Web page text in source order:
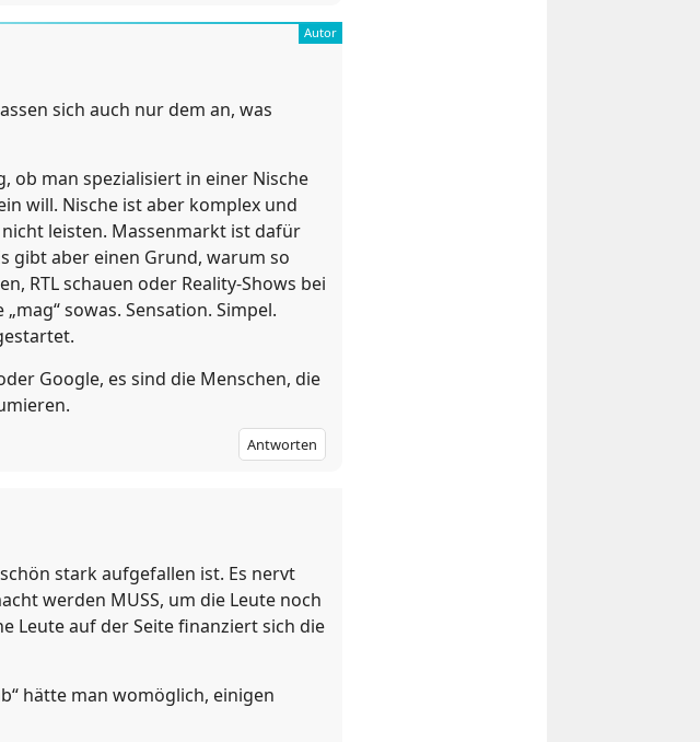
sich auch nur dem an, was
ob man spezialisiert in einer Nische
will. Nische ist aber komplex und
leisten. Massenmarkt ist dafür
gibt aber einen Grund, warum so
RTL schauen oder Reality-Shows bei
sowas. Sensation. Simpel.
Google, es sind die Menschen, die
Antworten
stark aufgefallen ist. Es nervt
werden MUSS, um die Leute noch
Leute auf der Seite finanziert sich die
hätte man womöglich, einigen